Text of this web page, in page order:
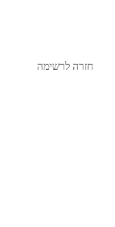
חזרה לרשימה